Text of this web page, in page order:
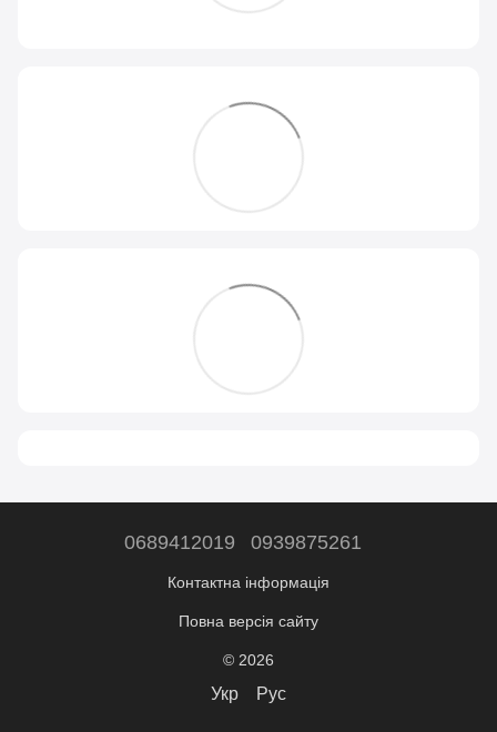
0689412019 0939875261
Контактна інформація
Повна версія сайту
© 2026
Укр Рус